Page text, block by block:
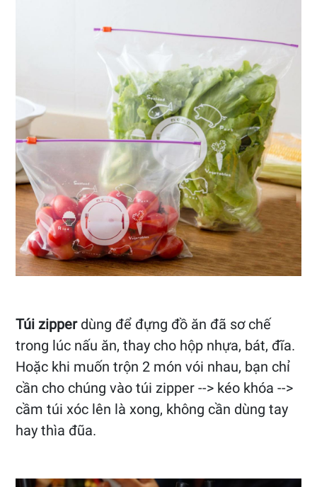
Túi zipperdùng để đựng đồ ăn đã sơ chế
trong lúc nấu ăn, thay cho hộp nhựa, bát, đĩa.
Hoặc khi muốn trộn 2 món vói nhau, bạn chỉ
cần cho chúng vào túi zipper --> kéo khóa -->
cầm túi xóc lên là xong, không cần dùng tay
hay thìa đũa.